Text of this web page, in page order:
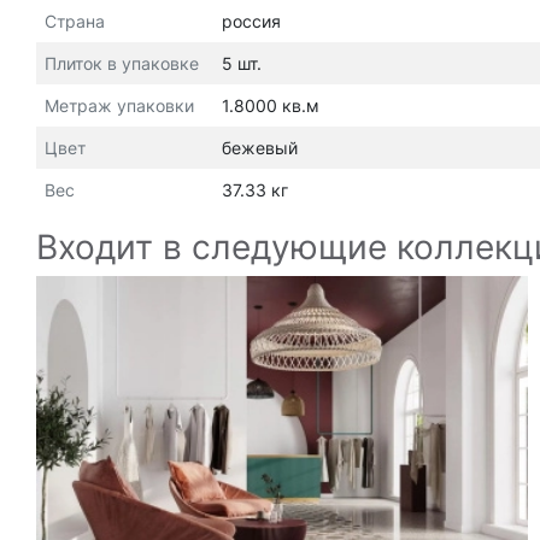
Страна россия
Плиток в упаковке 5 шт.
Метраж упаковки 1.8000 кв.м
Цвет бежевый
Вес 37.33 кг
Входит в следующие